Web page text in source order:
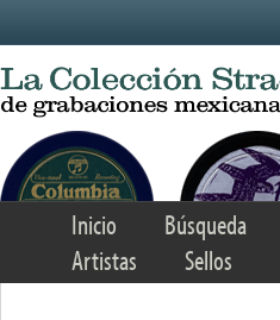
Inicio Búsqueda
Artistas
Sellos